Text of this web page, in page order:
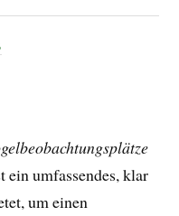
ein umfassendes, klar
um einen